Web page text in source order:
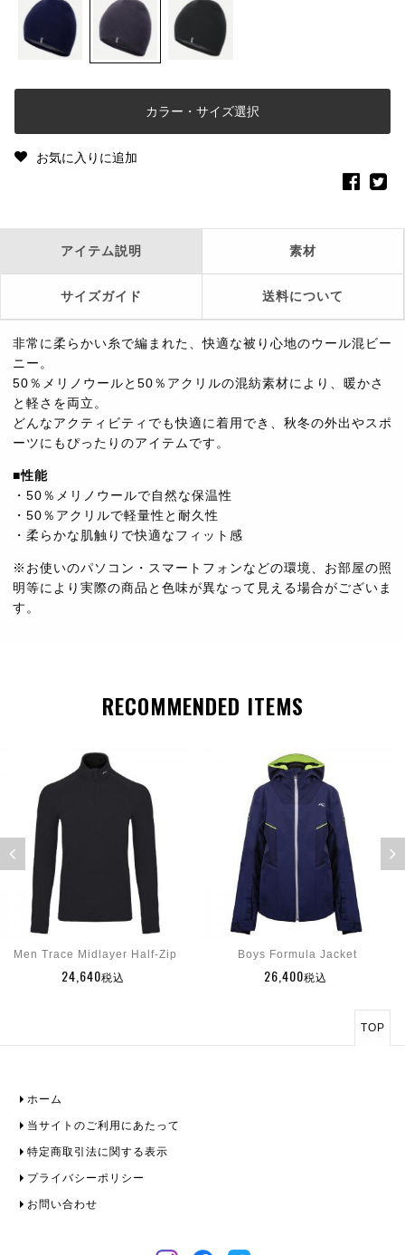
カラー・サイズ選択
お気に入りに追加
アイテム説明 素材
サイズガイド 送料について
非常に柔らかい糸で編まれた、快適な被り心地のウール混ビー
ニー。
50％メリノウールと50％アクリルの混紡素材により、暖かさ
と軽さを両立。
どんなアクティビティでも快適に着用でき、秋冬の外出やスポ
ーツにもぴったりのアイテムです。
■性能
・50％メリノウールで自然な保温性
・50％アクリルで軽量性と耐久性
・柔らかな肌触りで快適なフィット感
※お使いのパソコン・スマートフォンなどの環境、お部屋の照
明等により実際の商品と色味が異なって見える場合がございま
す。
RECOMMENDED ITEMS
Men Trace Midlayer Half-Zip
24,640税込
Boys Formula Jacket
26,400税込
TOP
ホーム
当サイトのご利用にあたって
特定商取引法に関する表示
プライバシーポリシー
お問い合わせ